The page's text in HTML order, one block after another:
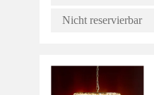
Nicht reservierbar